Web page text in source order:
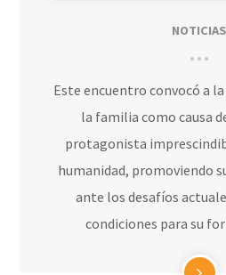
NOTICIAS
Este encuentro convocó a
la familia como causa
protagonista
humanidad, promoviendo
ante los desafíos
condiciones para su